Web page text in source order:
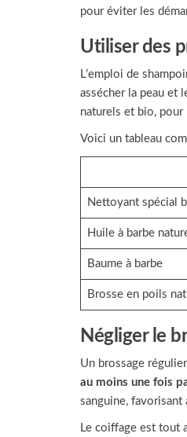
pour éviter les
Utiliser des
L’emploi de
assécher la peau et
naturels et bio, pour
Voici un tableau
Nettoyant spécial
Huile à barbe
Baume à barbe
Brosse en poils
Négliger le
Un brossage
au moins une fois
sanguine, favorisant
Le coiffage est tout